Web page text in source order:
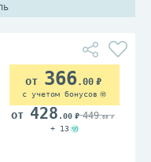
366.00
с учетом бонусов
428 .00 449.00
+ 13